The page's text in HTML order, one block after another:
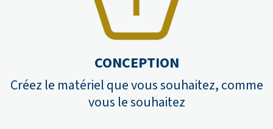
CONCEPTION
Créez le matériel que vous souhaitez, comme
vous le souhaitez